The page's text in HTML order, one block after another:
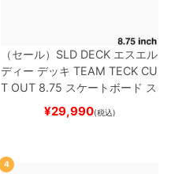
（セール） SLD DECK エスエル
ディー デッキ TEAM TECK CU
T OUT 8.75 スケートボード ス
¥29,990(税込)
4